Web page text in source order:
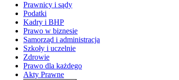
Prawnicy i sądy
Podatki
Kadry i BHP
Prawo w biznesie
Samorząd i administracja
Szkoły i uczelnie
Zdrowie
Prawo dla każdego
Akty Prawne